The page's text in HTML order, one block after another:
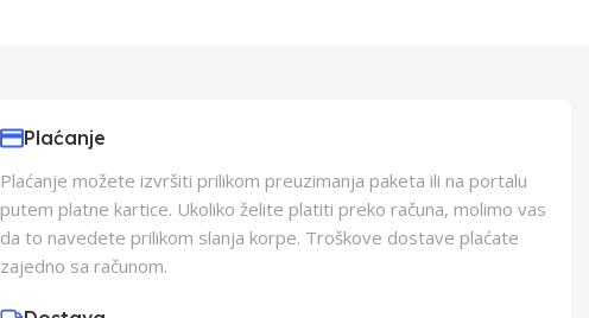
Plaćanje
Plaćanje možete izvršiti prilikom preuzimanja paketa ili na portalu
putem platne kartice. Ukoliko želite platiti preko računa, molimo vas
da to navedete prilikom slanja korpe. Troškove dostave plaćate
zajedno sa računom.